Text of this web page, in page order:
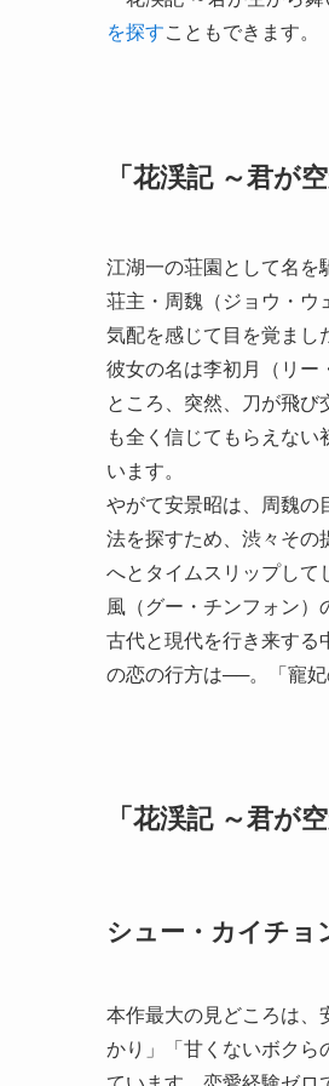
を探すこともできます。
「花渓記 ～君が
江湖一の荘園として名を
荘主・周魏（ジョウ・ウ
気配を感じて目を覚まし
彼女の名は李初月（リー
ところ、突然、刀が飛び
も全く信じてもらえな
います。
やがて安景昭は、周魏の
法を探すため、渋々その
へとタイムスリップして
風（グー・チンフォン
古代と現代を行き来する
の恋の行方は──。「寵妃
「花渓記 ～君が
シュー・カイチョ
本作最大の見どころは、
かり」「甘くないボクら